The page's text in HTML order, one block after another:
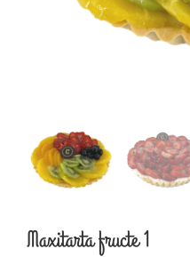
Maxitarta fructe 1